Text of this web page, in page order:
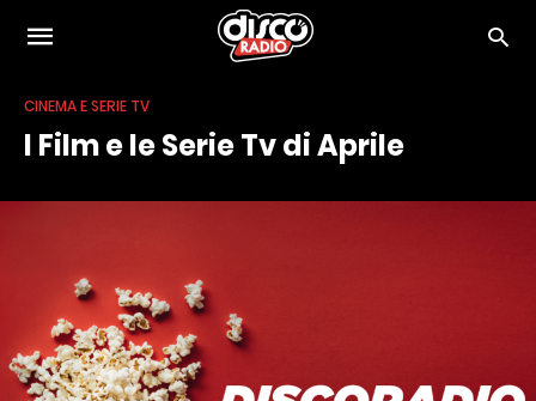
CINEMA E SERIE TV
I Film e le Serie Tv di Aprile